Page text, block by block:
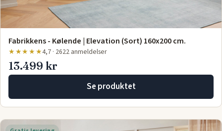
Fabrikkens - Kølende | Elevation (Sort) 160x200 cm.
★★★★★4,7 · 2622 anmeldelser
13.499 kr
Se produktet